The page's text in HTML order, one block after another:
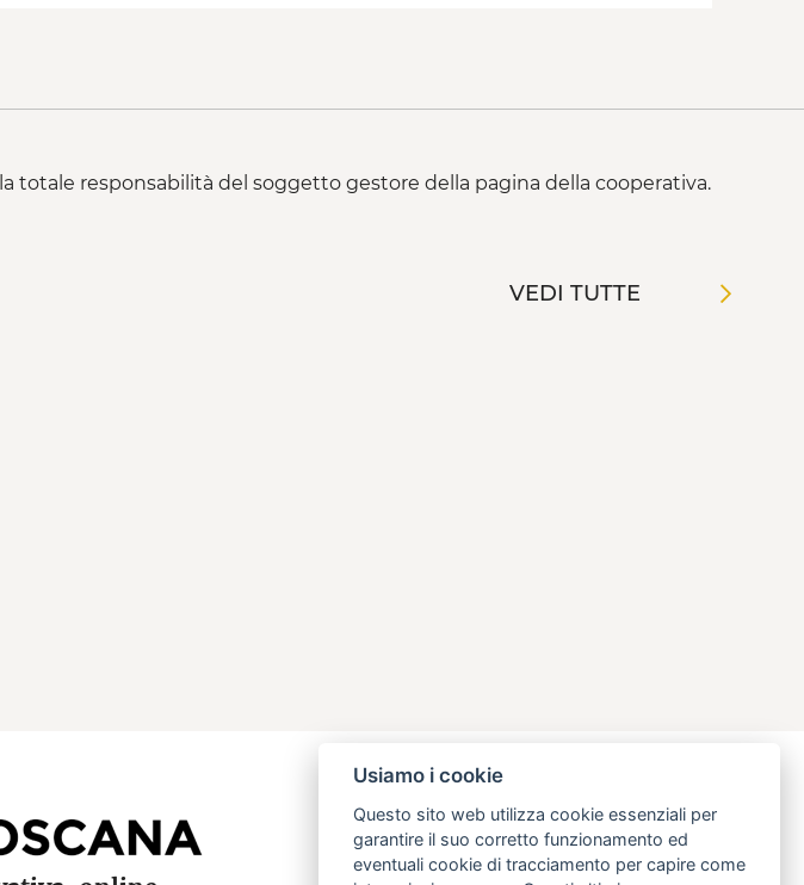
responsabilità del soggetto gestore della pagina della cooperativa.
VEDI TUTTE
Usiamo i cookie
Questo sito web utilizza cookie essenziali per
garantire il suo corretto funzionamento ed
eventuali cookie di tracciamento per capire come